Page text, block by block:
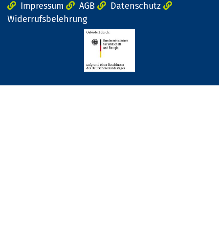
Impressum
AGB
Datenschutz
Widerrufsbelehrung